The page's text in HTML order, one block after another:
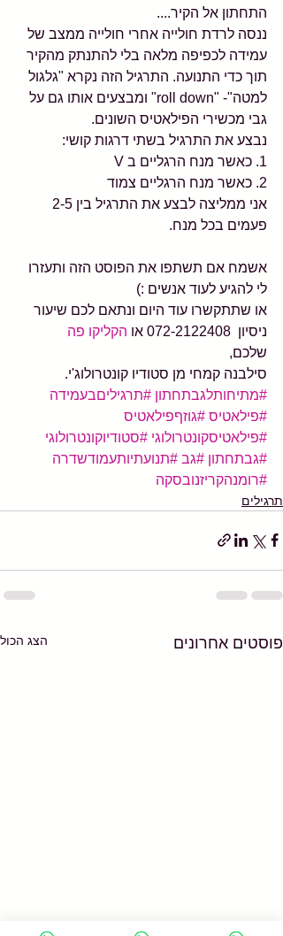
התחתון אל הקיר....
ננסה לרדת חולייה אחרי חולייה ממצב של
עמידה לכפיפה מלאה בלי להתנתק מהקיר
תוך כדי התנועה. התרגיל הזה נקרא "גלגול
למטה"- "roll down" ומבצעים אותו גם על
גבי מכשירי הפילאטיס השונים.
נבצע את התרגיל בשתי דרגות קושי:
1. כאשר מנח הרגליים ב V
2. כאשר מנח הרגליים צמוד
פעמים בכל מנח.
אשמח אם תשתפו את הפוסט הזה ותעזרו
לי להגיע לעוד אנשים :)
או שתתקשרו עוד היום ונתאם לכם שיעור
ניסיון  072-2122408 או
הקליקו פה
שלכם,
סילבנה קמחי מן סטודיו קונטרולוג'י.
#מתיחותלגבתחתון #תרגיליםבעמידה
#פילאטיס #גוזףפילאטיס
#פילאטיסקונטרולוגי #סטודיוקונטרולוגי
#גבתחתון #גב #תנועתיותעמודשדרה
#רומנהקריזנובסקה
תרגילים
פוסטים אחרונים הצג הכול